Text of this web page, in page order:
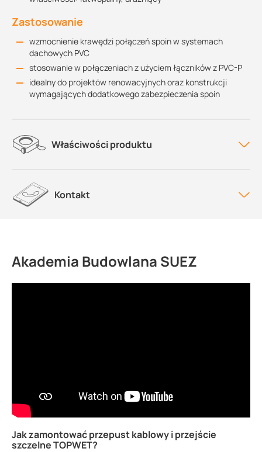
Zastosowanie
wzmocnienie krawędzi połączeń spoin w systemach
dachowych PVC
stosowanie w połączeniach z użyciem łączników z PVC-P
idealny do projektów renowacyjnych oraz konstrukcji
wymagających dodatkowego zabezpieczenia spoin
Właściwości produktu
Kontakt
Akademia Budowlana SUEZ
Jak zamontować przepust kablowy i przejście
szczelne TOPWET?